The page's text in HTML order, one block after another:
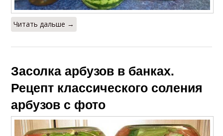
Читать дальше →
Засолка арбузов в банках.
Рецепт классического соления
арбузов с фото